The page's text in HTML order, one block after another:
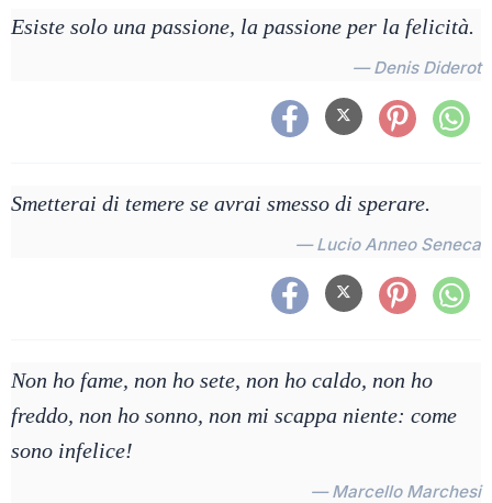
Esiste solo una passione, la passione per la felicità.
— Denis Diderot
Smetterai di temere se avrai smesso di sperare.
— Lucio Anneo Seneca
Non ho fame, non ho sete, non ho caldo, non ho
freddo, non ho sonno, non mi scappa niente: come
sono infelice!
— Marcello Marchesi